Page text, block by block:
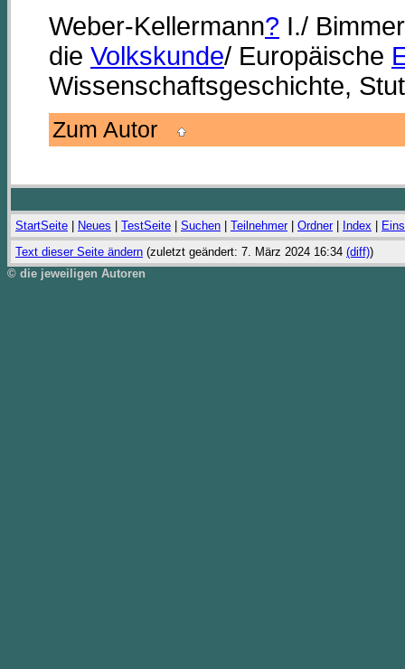
Weber-Kellermann? I./
die Volkskunde/ Europäische
Wissenschaftsgeschichte,
Zum Autor
StartSeite Neues TestSeite Suchen Teilnehmer| Ordner| Index
Text dieser Seite ändern (zuletzt geändert: 7. März 2024 16:34 (diff))
© die jeweiligen Autoren